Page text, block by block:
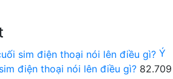
Ý
điện thoại nói lên điều gì? 82.709